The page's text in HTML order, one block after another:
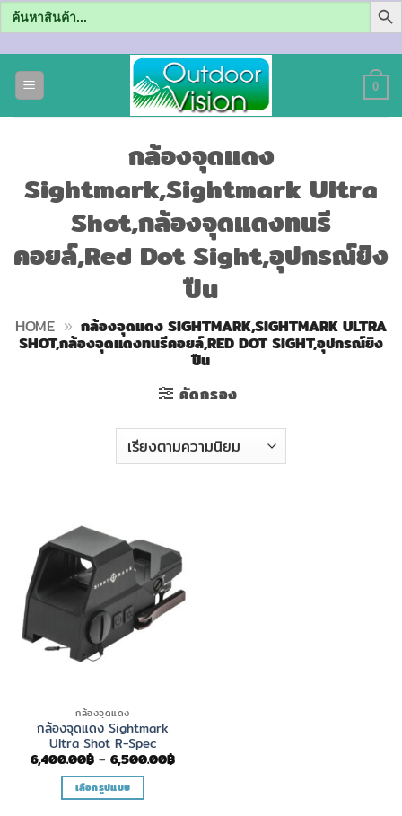
Search
for:
0
กล้องจุดแดง
Sightmark,Sightmark Ultra
Shot,กล้องจุดแดงทนรี
คอยล์,Red Dot Sight,อุปกรณ์ยิง
ปืน
HOME » กล้องจุดแดง SIGHTMARK,SIGHTMARK ULTRA
SHOT,กล้องจุดแดงทนรีคอยล์,RED DOT SIGHT,อุปกรณ์ยิง
ปืน
คัดกรอง
กล้องจุดแดง
กล้องจุดแดง Sightmark
Ultra Shot R-Spec
6,400.00฿ – 6,500.00฿Price
เลือกรูปแบบ